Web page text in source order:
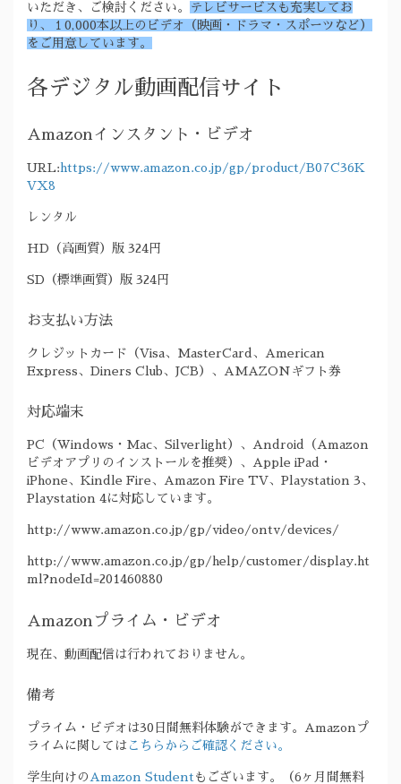
いただき、ご検討ください。
テレビサービスも充実してお
り、１0,000本以上のビデオ（映画・ドラマ・スポーツなど）
をご用意しています。
各デジタル動画配信サイト
Amazonインスタント・ビデオ
URL: https://www.amazon.co.jp/gp/product/B07C36K
VX8
レンタル
HD（高画質）版 324円
SD（標準画質）版 324円
お支払い方法
クレジットカード（Visa、MasterCard、American
Express、Diners Club、JCB）、AMAZONギフト券
対応端末
PC（Windows・Mac、Silverlight）、Android（Amazon
ビデオアプリのインストールを推奨）、Apple iPad・
iPhone、Kindle Fire、Amazon Fire TV、Playstation 3、
Playstation 4に対応しています。
http://www.amazon.co.jp/gp/video/ontv/devices/
http://www.amazon.co.jp/gp/help/customer/display.ht
ml?nodeId=201460880
Amazonプライム・ビデオ
現在、動画配信は行われておりません。
備考
プライム・ビデオは30日間無料体験ができます。Amazonプ
ライムに関しては こちらからご確認ください。
学生向けの Amazon Student もございます。（6ヶ月間無料